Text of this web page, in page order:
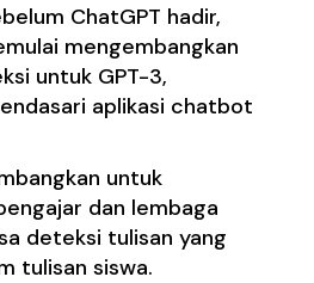
ChatGPT hadir,
mengembangkan
untuk GPT-3,
aplikasi chatbot
untuk
dan lembaga
deteksi tulisan yang
tulisan siswa.